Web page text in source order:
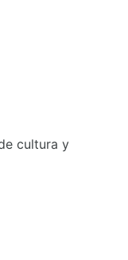
cultura y